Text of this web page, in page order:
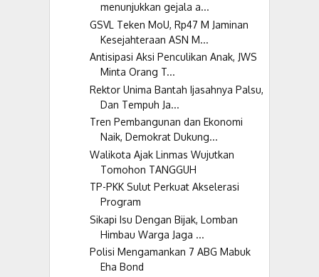
menunjukkan gejala a...
GSVL Teken MoU, Rp47 M Jaminan
Kesejahteraan ASN M...
Antisipasi Aksi Penculikan Anak, JWS
Minta Orang T...
Rektor Unima Bantah Ijasahnya Palsu,
Dan Tempuh Ja...
Tren Pembangunan dan Ekonomi
Naik, Demokrat Dukung...
Walikota Ajak Linmas Wujutkan
Tomohon TANGGUH
TP-PKK Sulut Perkuat Akselerasi
Program
Sikapi Isu Dengan Bijak, Lomban
Himbau Warga Jaga ...
Polisi Mengamankan 7 ABG Mabuk
Eha Bond